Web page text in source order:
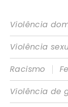
Violência
Violência
Racismo
|
Violência de